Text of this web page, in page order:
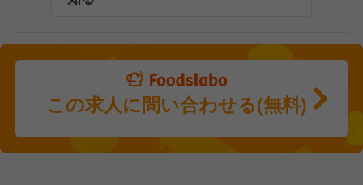
この求人に問い合わせる(無料)